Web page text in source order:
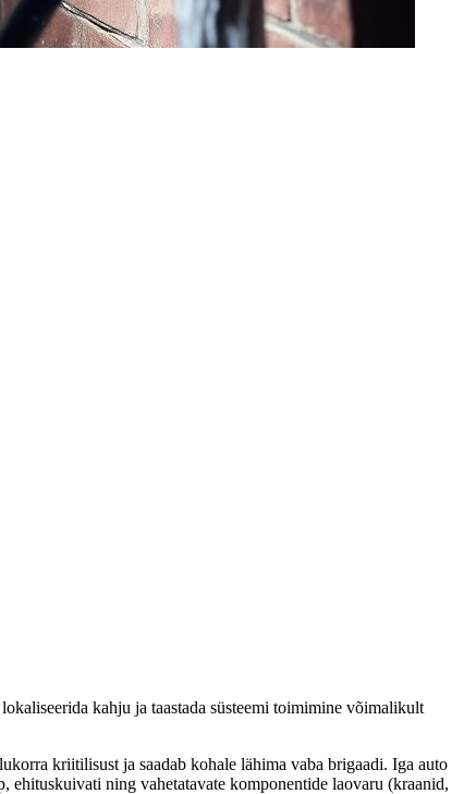
kahju ja taastada süsteemi toimimine võimalikult
kriitilisust ja saadab kohale lähima vaba brigaadi. Iga auto
ehituskuivati ning vahetatavate komponentide laovaru (kraanid,